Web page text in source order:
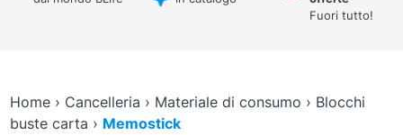
Fuori tutto!
Home› Cancelleria › Materiale di consumo › Blocchi
buste carta › Memostick